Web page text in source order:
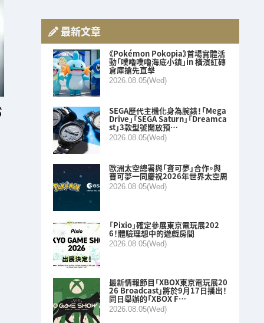
最新文章
《Pokémon Pokopia》首場實體活
動「噗嚕噗嚕海底小鎮」in 橫濱紅磚
倉庫搶先直擊
2026.08.05(Wed)
SEGA歷代主機化身為腕錶！「Mega
Drive」「SEGA Saturn」「Dreamca
st」3款型號開放預…
2026.08.05(Wed)
歐洲太空總署與「寶可夢」合作。與
寶可夢一同慶祝2026年世界太空周
2026.08.05(Wed)
「Pixio」確定參展東京電玩展202
6！體驗理想中的遊戲房間
2026.08.05(Wed)
最新情報節目「XBOX東京電玩展20
26 Broadcast」將於9月17日播出！
同日舉辦的「XBOX F…
2026.08.05(Wed)